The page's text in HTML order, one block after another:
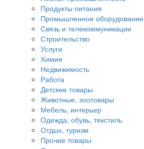
Продукты питания
Промышленное оборудование
Связь и телекоммуникации
Строительство
Услуги
Химия
Недвижимость
Работа
Детские товары
Животные, зоотовары
Мебель, интерьер
Одежда, обувь, текстиль
Отдых, туризм
Прочие товары